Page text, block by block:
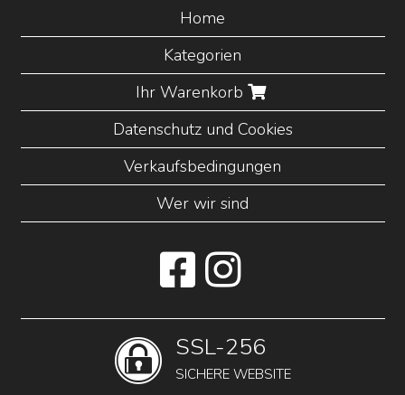
Home
Kategorien
Ihr Warenkorb
Datenschutz und Cookies
Verkaufsbedingungen
Wer wir sind
SSL-256
SICHERE WEBSITE